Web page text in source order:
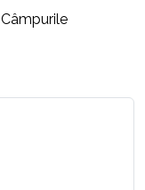
Câmpurile